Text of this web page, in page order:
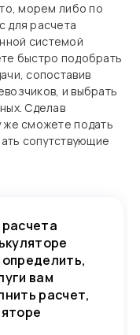
морем либо по
для расчета
системой
быстро подобрать
сопоставив
и выбрать
Сделав
же сможете подать
сопутствующие
вам
расчет,